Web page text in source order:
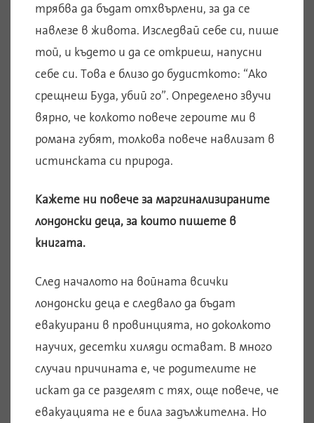
трябва да бъдат отхвърлени, за да се
навлезе в живота. Изследвай себе си, пише
той, и където и да се откриеш, напусни
себе си. Това е близо до будисткото: “Ако
срещнеш Буда, убий го”. Определено звучи
вярно, че колкото повече героите ми в
романа губят, толкова повече навлизат в
истинската си природа.
Кажете ни повече за маргинализираните
лондонски деца, за които пишете в
книгата.
След началото на войната всички
лондонски деца е следвало да бъдат
евакуирани в провинцията, но доколкото
научих, десетки хиляди остават. В много
случаи причината е, че родителите не
искат да се разделят с тях, още повече, че
евакуацията не е била задължителна. Но